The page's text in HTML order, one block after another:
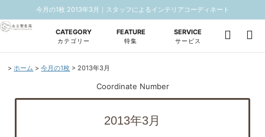
今月の1枚 2013年3月｜スタッフによるインテリアコーディネート
CATEGORY
カテゴリー
FEATURE
特集
SERVICE
サービス
ホーム 今月の1枚 2013年3月
Coordinate Number
2013年3月